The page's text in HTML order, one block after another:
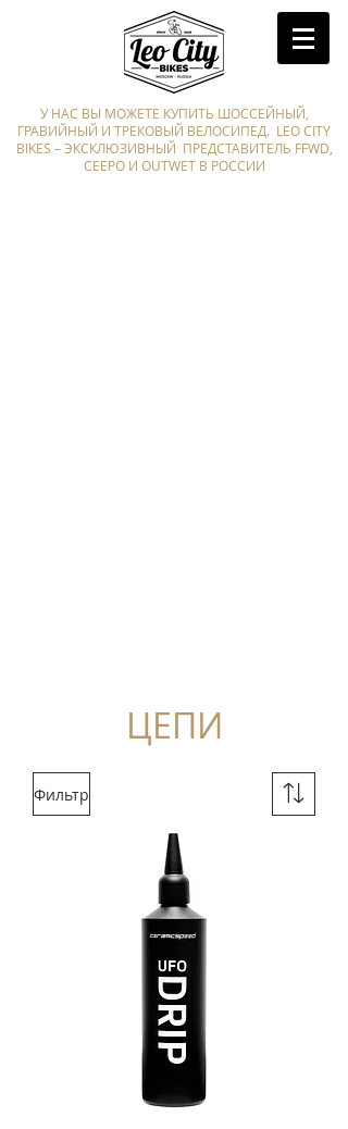
У НАС ВЫ МОЖЕТЕ КУПИТЬ ШОССЕЙНЫЙ,
ГРАВИЙНЫЙ И ТРЕКОВЫЙ ВЕЛОСИПЕД. LEO CITY
BIKES – ЭКСКЛЮЗИВНЫЙ ПРЕДСТАВИТЕЛЬ FFWD,
CEEPO И OUTWET В РОССИИ
ЦЕПИ
Фильтр